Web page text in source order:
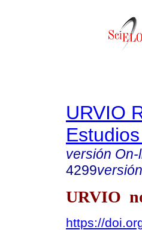
URVIO
versión On-
4299
URVIO
https://